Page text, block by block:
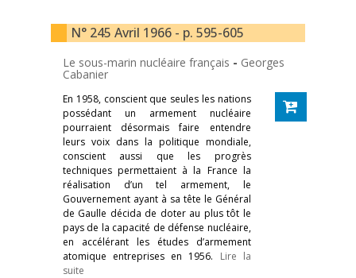
N° 245 Avril 1966 - p. 595-605
Le sous-marin nucléaire français - Georges
Cabanier
En 1958, conscient que seules les nations
possédant un armement nucléaire
pourraient désormais faire entendre
leurs voix dans la politique mondiale,
conscient aussi que les progrès
techniques permettaient à la France la
réalisation d’un tel armement, le
Gouvernement ayant à sa tête le Général
de Gaulle décida de doter au plus tôt le
pays de la capacité de défense nucléaire,
en accélérant les études d’armement
atomique entreprises en 1956. Lire la
suite